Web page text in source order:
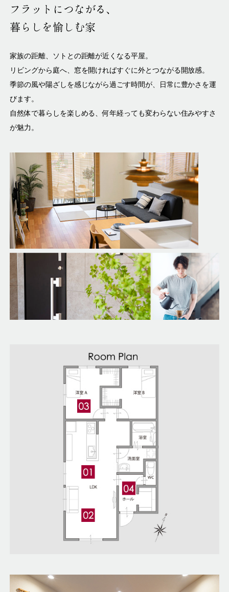
フラットにつながる、
暮らしを愉しむ家
家族の距離、ソトとの距離が近くなる平屋。
リビングから庭へ、窓を開ければすぐに外とつながる開放感。
季節の風や陽ざしを感じながら過ごす時間が、日常に豊かさを運
びます。
自然体で暮らしを楽しめる、何年経っても変わらない住みやすさ
が魅力。